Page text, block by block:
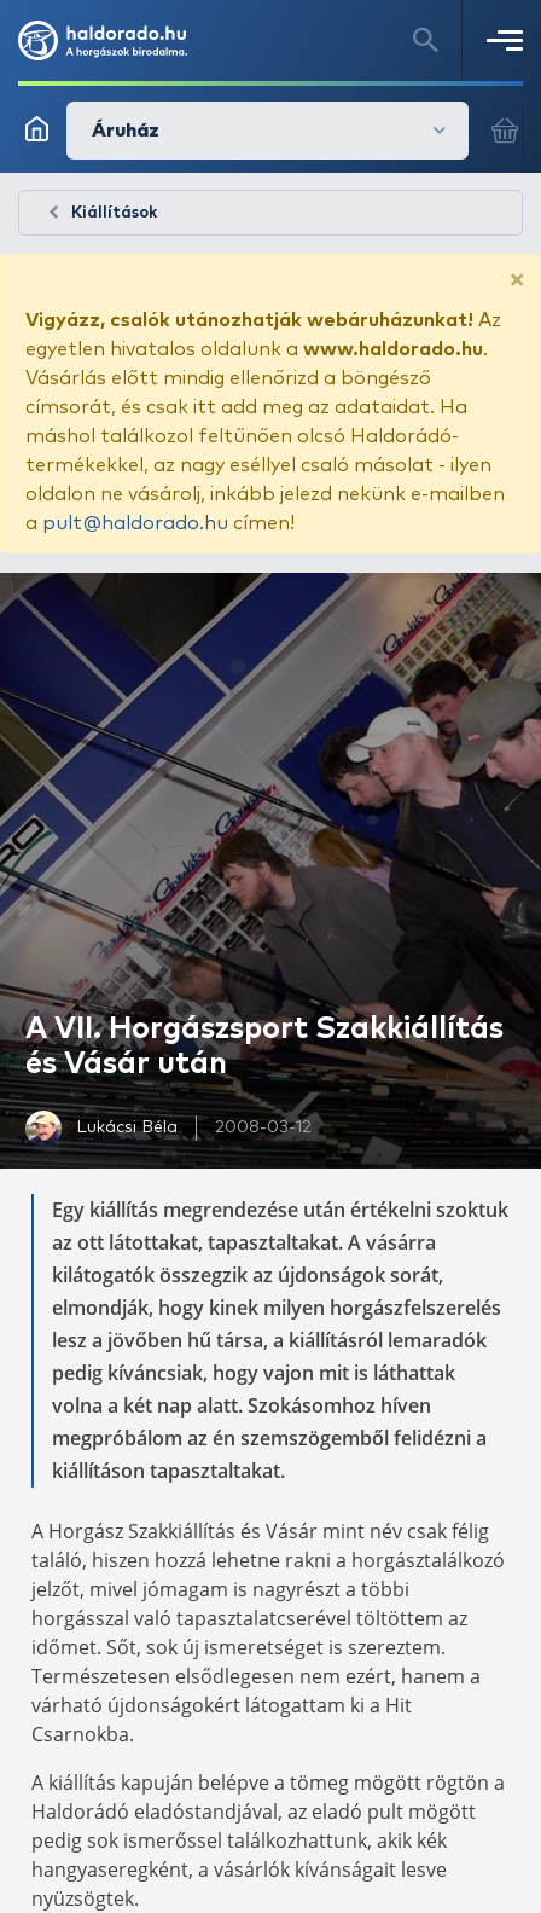
Áruház
Kiállítások
×
Vigyázz, csalók utánozhatják webáruházunkat! Az
egyetlen hivatalos oldalunk a www.haldorado.hu.
Vásárlás előtt mindig ellenőrizd a böngésző
címsorát, és csak itt add meg az adataidat. Ha
máshol találkozol feltűnően olcsó Haldorádó-
termékekkel, az nagy eséllyel csaló másolat - ilyen
oldalon ne vásárolj, inkább jelezd nekünk e-mailben
a pult@haldorado.hu címen!
A VII. Horgászsport Szakkiállítás
és Vásár után
Lukácsi Béla 2008-03-12
Egy kiállítás megrendezése után értékelni szoktuk
az ott látottakat, tapasztaltakat. A vásárra
kilátogatók összegzik az újdonságok sorát,
elmondják, hogy kinek milyen horgászfelszerelés
lesz a jövőben hű társa, a kiállításról lemaradók
pedig kíváncsiak, hogy vajon mit is láthattak
volna a két nap alatt. Szokásomhoz híven
megpróbálom az én szemszögemből felidézni a
kiállításon tapasztaltakat.
A Horgász Szakkiállítás és Vásár mint név csak félig
találó, hiszen hozzá lehetne rakni a horgásztalálkozó
jelzőt, mivel jómagam is nagyrészt a többi
horgásszal való tapasztalatcserével töltöttem az
időmet. Sőt, sok új ismeretséget is szereztem.
Természetesen elsődlegesen nem ezért, hanem a
várható újdonságokért látogattam ki a Hit
Csarnokba.
A kiállítás kapuján belépve a tömeg mögött rögtön a
Haldorádó eladóstandjával, az eladó pult mögött
pedig sok ismerőssel találkozhattunk, akik kék
hangyaseregként, a vásárlók kívánságait lesve
nyüzsögtek.